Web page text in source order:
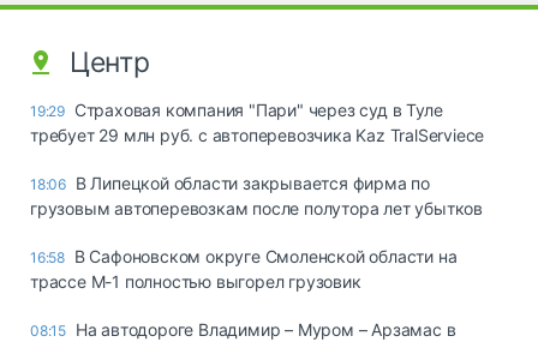
Центр
19:29 Страховая компания "Пари" через суд в Туле
требует 29 млн руб. с автоперевозчика Kaz TralServiece
18:06 В Липецкой области закрывается фирма по
грузовым автоперевозкам после полутора лет убытков
16:58 В Сафоновском округе Смоленской области на
трассе М-1 полностью выгорел грузовик
08:15 На автодороге Владимир – Муром – Арзамас в